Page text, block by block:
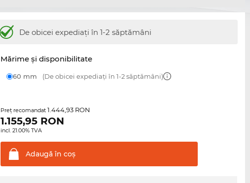
De obicei expediați în 1-2 săptămâni
Mărime şi disponibilitate
60 mm (De obicei expediați în 1-2 săptămâni)
Preţ recomandat1.444,93 RON
1.155,95 RON
incl. 21.00% TVA
Adaugă în coş